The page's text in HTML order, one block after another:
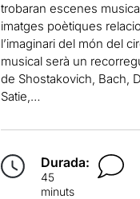
trobaran escenes
imatges poètiques
l’imaginari del món del
musical serà un
de Shostakovich, Bach,
Satie,…
Durada:
45
minuts